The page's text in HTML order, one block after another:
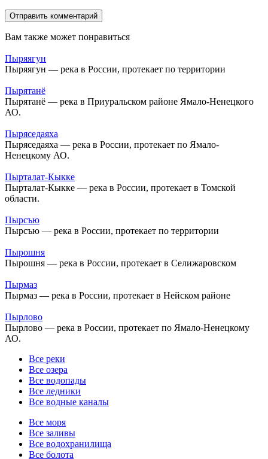
Вам также может понравиться
Пыряягун
Пыряягун — река в России, протекает по территории
Пырятанё
Пырятанё — река в Приуральском районе Ямало-Ненецкого
АО.
Пыряседаяха
Пыряседаяха — река в России, протекает по Ямало-
Ненецкому АО.
Пырталат-Кыкке
Пырталат-Кыкке — река в России, протекает в Томской
области.
Пырсъю
Пырсъю — река в России, протекает по территории
Пырошня
Пырошня — река в России, протекает в Селижаровском
Пырмаз
Пырмаз — река в России, протекает в Нейском районе
Пырлово
Пырлово — река в России, протекает по Ямало-Ненецкому
АО.
Все реки
Все озера
Все водопады
Все ледники
Все водные каналы
Все моря
Все заливы
Все водохранилища
Все болота